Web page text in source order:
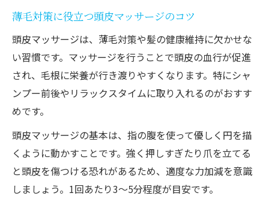
薄毛対策に役立つ頭皮マッサージのコツ
頭皮マッサージは、薄毛対策や髪の健康維持に欠かせな
い習慣です。マッサージを行うことで頭皮の血行が促進
され、毛根に栄養が行き渡りやすくなります。特にシャ
ンプー前後やリラックスタイムに取り入れるのがおすす
めです。
頭皮マッサージの基本は、指の腹を使って優しく円を描
くように動かすことです。強く押しすぎたり爪を立てる
と頭皮を傷つける恐れがあるため、適度な力加減を意識
しましょう。1回あたり3～5分程度が目安です。